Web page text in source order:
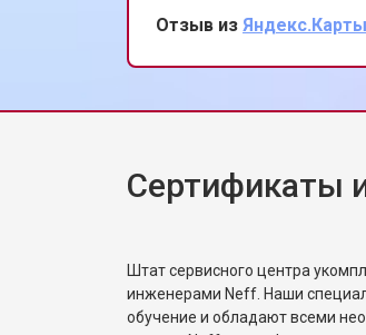
Теперь работает
покупали. Сохранил
разослал.
Отзыв из Яндекс.Карты
Сертификаты
Штат сервисного центра
инженерами Neff. Наши
обучение и обладают всеми